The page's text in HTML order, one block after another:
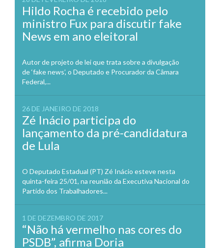
Hildo Rocha é recebido pelo
ministro Fux para discutir fake
News em ano eleitoral
Autor de projeto de lei que trata sobre a divulgação
de ‘fake news’, o Deputado e Procurador da Câmara
Federal,...
26 DE JANEIRO DE 2018
Zé Inácio participa do
lançamento da pré-candidatura
de Lula
O Deputado Estadual (PT) Zé Inácio esteve nesta
quinta-feira 25/01, na reunião da Executiva Nacional do
Partido dos Trabalhadores...
1 DE DEZEMBRO DE 2017
“Não há vermelho nas cores do
PSDB”, afirma Doria